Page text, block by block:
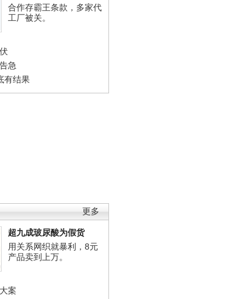
合作存霸王条款，多家代
工厂被关。
急
有结果
更多
超九成玻尿酸为假货
用关系网织就暴利，8元
产品卖到上万。
案